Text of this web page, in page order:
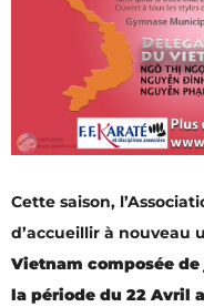
Cette saison,
d’accueillir à nouveau
Vietnam composée
la période du 22 Avril